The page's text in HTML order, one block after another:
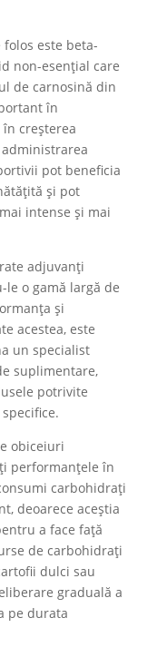
este beta-
non-esențial care
de carnosină din
în
creșterea
pot beneficia
și pot
intense și mai
adjuvanți
o gamă largă de
și
acestea, este
un specialist
suplimentare,
potrivite
obiceiuri
performanțele în
carbohidrați
deoarece aceștia
a face față
de carbohidrați
dulci sau
graduală a
pe durata